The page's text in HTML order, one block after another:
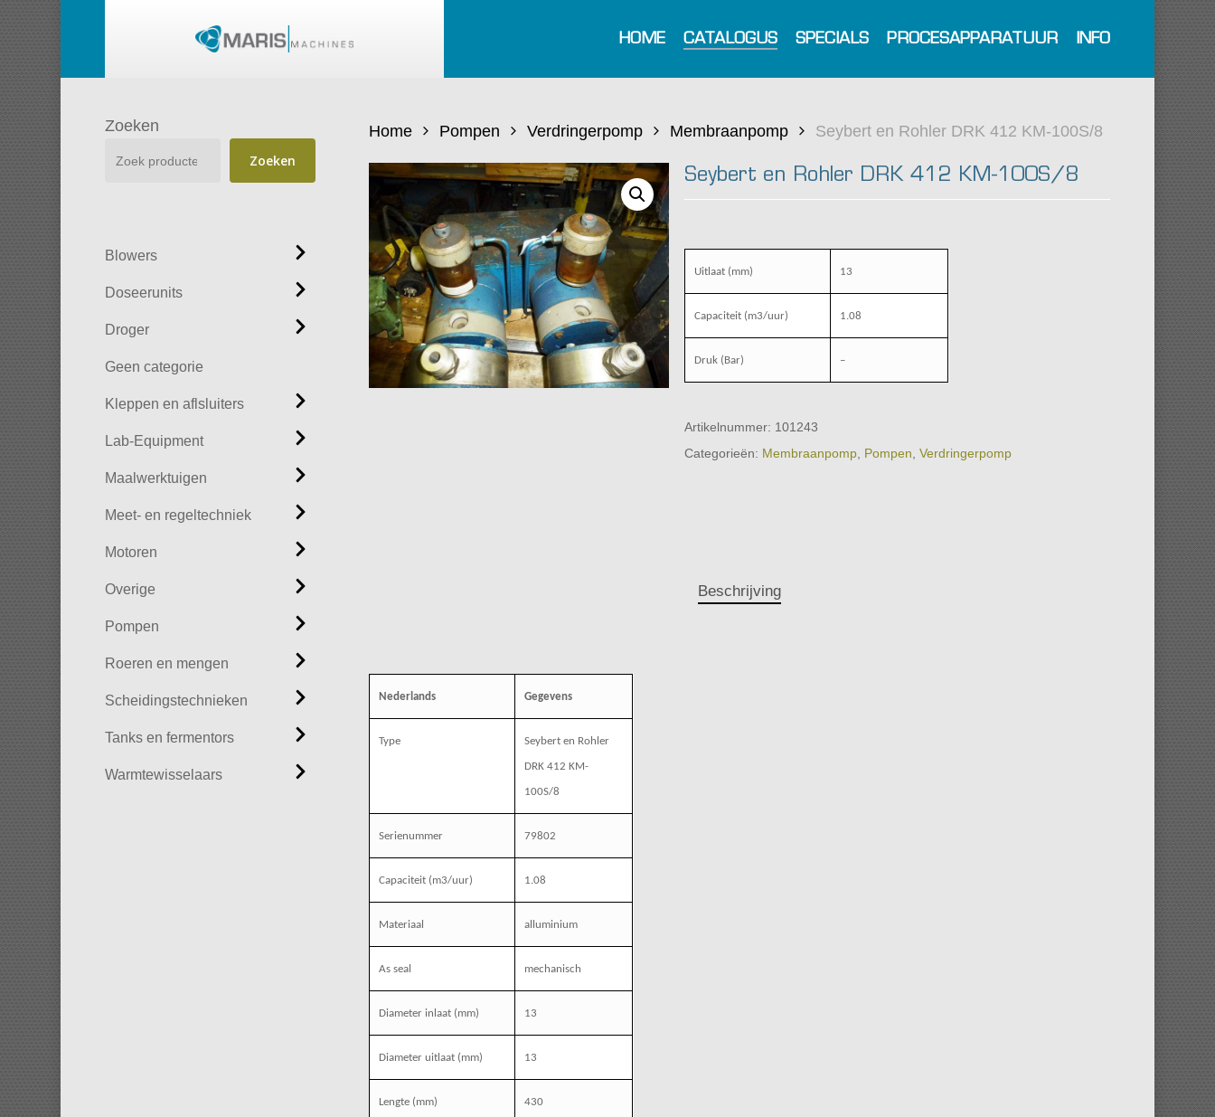
Skip
to
main
content
HOME CATALOGUS SPECIALS PROCESAPPARATUUR INFO
Zoeken
Zoeken
Blowers
Doseerunits
Droger
Geen categorie
Kleppen en aflsluiters
Lab-Equipment
Maalwerktuigen
Meet- en regeltechniek
Motoren
Overige
Pompen
Roeren en mengen
Scheidingstechnieken
Tanks en fermentors
Warmtewisselaars
Home Pompen Verdringerpomp Membraanpomp Seybert en Rohler DRK 412 KM-100S/8
Seybert en Rohler DRK 412 KM-100S/8
Uitlaat (mm) 13
Capaciteit (m3/uur) 1.08
Druk (Bar) –
Artikelnummer: 101243
Categorieën: Membraanpomp, Pompen Verdringerpomp
Beschrijving
Nederlands Gegevens
Type Seybert en Rohler
DRK 412 KM-
100S/8
Serienummer 79802
Capaciteit (m3/uur) 1.08
Materiaal alluminium
As seal mechanisch
Diameter inlaat (mm) 13
Diameter uitlaat (mm) 13
Lengte (mm) 430